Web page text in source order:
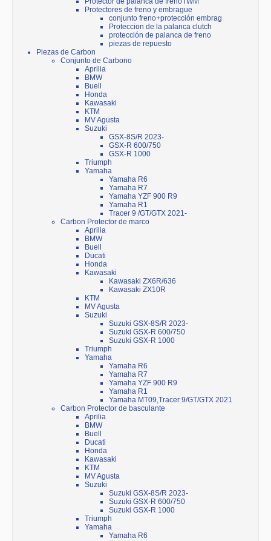
Protectores de freno y embrague
conjunto freno+protección embrag
Proteccion de la palanca clutch
protección de palanca de freno
piezas de repuesto
Piezas de Carbon
Conjunto de Carbono
Aprilia
BMW
Buell
Honda
Kawasaki
KTM
MV Agusta
Suzuki
GSX-8S/R 2023-
GSX-R 600/750
GSX-R 1000
Triumph
Yamaha
Yamaha R6
Yamaha R7
Yamaha YZF 900 R9
Yamaha R1
Tracer 9 /GT/GTX 2021-
Carbon Protector de marco
Aprilia
BMW
Buell
Ducati
Honda
Kawasaki
Kawasaki ZX6R/636
Kawasaki ZX10R
KTM
MV Agusta
Suzuki
Suzuki GSX-8S/R 2023-
Suzuki GSX-R 600/750
Suzuki GSX-R 1000
Triumph
Yamaha
Yamaha R6
Yamaha R7
Yamaha YZF 900 R9
Yamaha R1
Yamaha MT09,Tracer 9/GT/GTX 2021
Carbon Protector de basculante
Aprilia
BMW
Buell
Ducati
Honda
Kawasaki
KTM
MV Agusta
Suzuki
Suzuki GSX-8S/R 2023-
Suzuki GSX-R 600/750
Suzuki GSX-R 1000
Triumph
Yamaha
Yamaha R6